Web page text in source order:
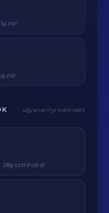
zsír
zsír
ugyanannyi kalóriáért
28g szénhidrát